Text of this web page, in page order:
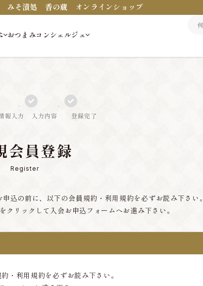
みそ漬処 香の蔵 オンラインショップ
おつまみコンシェルジュ
報入力 入力内容 登録完了
会員登録
Register
込の前に、以下の会員規約・利用規約を必ずお読み下さい。
クリックして入会お申込フォームへお進み下さい。
・利用規約を必ずお読み下さい。